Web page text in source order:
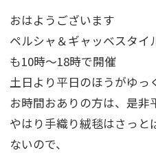
おはようございます
ペルシャ＆ギャッベスタ
も10時～18時で開催
土日より平日のほうがゆっ
お時間おありの方は、是非
やはり手織り絨毯はさっと
ないので、